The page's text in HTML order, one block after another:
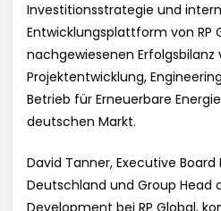
Investitionsstrategie und
Entwicklungsplattform von RP
nachgewiesenen Erfolgsbilanz
Projektentwicklung,
Betrieb für Erneuerbare
deutschen Markt.
David Tanner, Executive
Deutschland und Group Head